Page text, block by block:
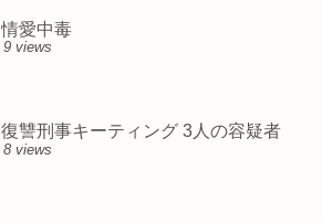
情愛中毒
9 views
復讐刑事キーティング 3人の容疑者
8 views